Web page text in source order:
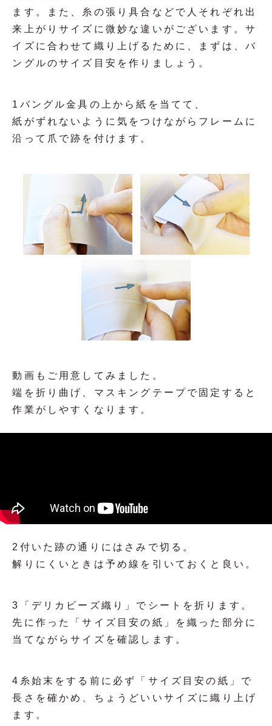
ます。また、糸の張り具合などで人それぞれ出
来上がりサイズに微妙な違いがございます。サ
イズに合わせて織り上げるために、まずは、バ
ングルのサイズ目安を作りましょう。
1 バングル金具の上から紙を当てて、
紙がずれないように気をつけながらフレームに
沿って爪で跡を付けます。
動画もご用意してみました。
端を折り曲げ、マスキングテープで固定すると
作業がしやすくなります。
2 付いた跡の通りにはさみで切る。
解りにくいときは予め線を引いておくと良い。
3
「デリカビーズ織り」でシートを折ります。
先に作った「サイズ目安の紙」を織った部分に
当てながらサイズを確認します。
4 糸始末をする前に必ず「サイズ目安の紙」で
長さを確かめ、ちょうどいいサイズに織り上げ
ます。